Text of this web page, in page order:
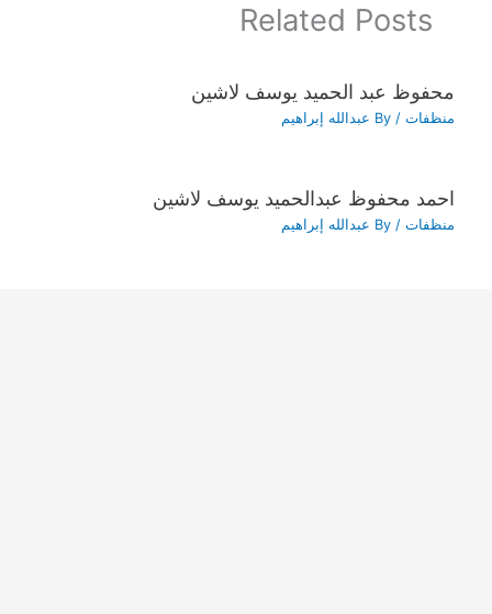
Related Posts
محفوظ عبد الحميد يوسف لاشين
منظفات / By عبدالله إبراهيم
احمد محفوظ عبدالحميد يوسف لاشين
منظفات / By عبدالله إبراهيم